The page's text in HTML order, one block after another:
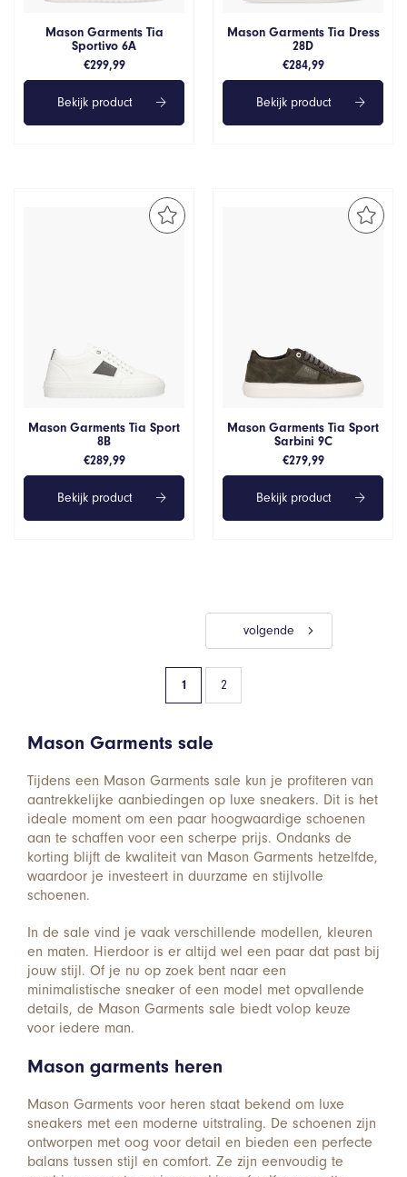
Mason Garments Tia
Sportivo 6A
€299,99
Bekijk product
Mason Garments Tia Dress
28D
€284,99
Bekijk product
Mason Garments Tia Sport
8B
€289,99
Bekijk product
Mason Garments Tia Sport
Sarbini 9C
€279,99
Bekijk product
1 2
volgende
Mason Garments sale
Tijdens een Mason Garments sale kun je profiteren van
aantrekkelijke aanbiedingen op luxe sneakers. Dit is het
ideale moment om een paar hoogwaardige schoenen
aan te schaffen voor een scherpe prijs. Ondanks de
korting blijft de kwaliteit van Mason Garments hetzelfde,
waardoor je investeert in duurzame en stijlvolle
schoenen.
In de sale vind je vaak verschillende modellen, kleuren
en maten. Hierdoor is er altijd wel een paar dat past bij
jouw stijl. Of je nu op zoek bent naar een
minimalistische sneaker of een model met opvallende
details, de Mason Garments sale biedt volop keuze
voor iedere man.
Mason garments heren
Mason Garments voor heren staat bekend om luxe
sneakers met een moderne uitstraling. De schoenen zijn
ontworpen met oog voor detail en bieden een perfecte
balans tussen stijl en comfort. Ze zijn eenvoudig te